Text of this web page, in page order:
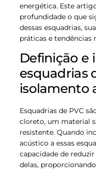
energética. Este
profundidade o que
dessas esquadrias,
práticas e tendências
Definição e
esquadrias
isolamento
Esquadrias de PVC
cloreto, um material
resistente. Quando
acústico a essas
capacidade de
delas,